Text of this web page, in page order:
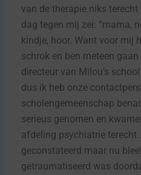
van de therapie niks
dag tegen mij zei: “mama,
kindje, hoor. Want voor mij
schrok en ben meteen
directeur van Milou’s
dus ik heb onze
scholengemeenschap
serieus genomen en
afdeling psychiatrie terecht.
geconstateerd maar nu
getraumatiseerd was